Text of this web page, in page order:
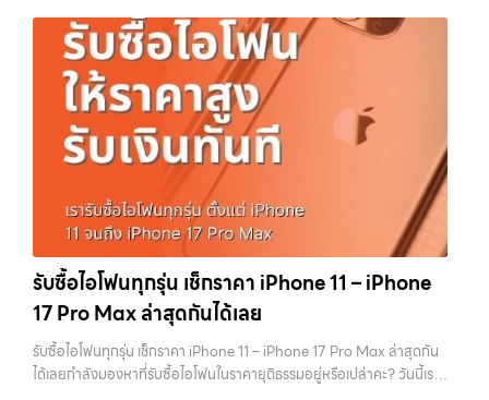
ไม่ได้ขึ้นอยู่แค่ยี่ห้อ แต่ขึ้นอยู่กับสภาพจริง ความครบชุด และความสะดวกใน
การขายของคุณ เราจึงตั้งใจให้บริการในเขต ลาดพร้าว, รัชดา, บางรัก,
แจ้งวัฒนะ, บางแค, วัชรพล, รามอินทรา, บางนา, บางพลี, เกษตรนวมินทร์,
เสนานิคม, วังหิน อย่างเต็มที่ ไม่ว่าคุณจะค้นหาคำว่า “รับซื้อมือถือใกล้ฉัน”,
“รับซื้อโทรศัพท์มือสองกรุงเทพ”, “ขาย iPad ได้ราคา”, “รับซื้อแท็บเล็ต
กรุงเทพถึงที่”, หรือ “รับซื้อ Samsung มือสอง ราคาสูง” — ที่นี่คือคำตอบ
เพราะบริการของเรามุ่งตรงให้คุณได้รับราคาและความสะดวกสบายที่เหนือ
กว่า เลือกเราแล้วคุณจะได้บริการที่คุณไว้วางใจ พร้อมทีมงานที่พร้อม
อำนวยความสะดวก นัดรับถึงที่ ตรวจสภาพอย่างมืออาชีพ และจ่ายเงินทันที
ทั้งหมดนี้เพื่อให้การขายอุปกรณ์ของคุณเป็นเรื่องง่ายขึ้น ดีกว่า รวดเร็วกว่า
และคุ้มค่ากว่า ทำไมต้องเลือกเรา ผู้เชี่ยวชาญด้านการให้บริการ รับซื้อมือถือ
iPhone, Samsung, ไอแพด แท็บเล็ตทุกยี่ห้อ ในราคาสูง พร้อมจ่ายเงิน
ทันที โดยเน้นบริการในพื้นที่ ลาดพร้าว, รัชดา, บางรัก, แจ้งวัฒนะ, บางแค,
วัชรพล, รามอินทรา, รวมถึง บางนา, บางพลี, เกษตรนวมินทร์, เสนานิคม,
วังหินไม่ว่าคุณจะต้องการ รับซื้อโทรศัพท์, รับซื้อแมคบุค, รับซื้อโน๊ตบุ๊ค, รับ
ซื้อแท็บเล็ต, หรือบริการอื่นๆ เกี่ยวกับสินค้าไอที กรุงเทพฯ – เราพร้อมให้
บริการครบวงจร บริการของเรา…
เครื่องก่อนขาย บทความนี้จะพาไปดูวิธีเตรียม iPhone แบบครบทุกขั้นตอน
ตั้งแต่เรื่องพื้นฐานไปจนถึงเทคนิคที่ช่วยเพิ่มมูลค่าเครื่องแบบที่หลายคนมอง
ข้าม หากทำครบทุกข้อ โอกาสที่จะได้ราคาดีขึ้นมีสูงอย่างชัดเจน ทำไมการเต
รียมเครื่องถึงสำคัญ ก่อนจะไปดูวิธี เราต้องเข้าใจก่อนว่าทำไมร้านรับซื้อถึง
ให้ความสำคัญกับรายละเอียดเหล่านี้ สำหรับร้านหรือผู้รับซื้อ iPhone สิ่งที่
เขามองคือ “ความพร้อมในการขายต่อ” หากเครื่องที่รับมาสามารถนำไปขาย
ต่อได้ทันทีโดยไม่ต้องเสียเวลาแก้ไข ไม่ต้องลบข้อมูล ไม่ต้องซ่อมเพิ่ม ความ
เสี่ยงก็จะต่ำลง และนั่นทำให้เขากล้ารับในราคาที่สูงขึ้น ในทางกลับกัน ถ้า
เครื่องยังมีข้อมูลค้างอยู่ ติด iCloud หรือสภาพดูไม่เรียบร้อย ร้านจะต้อง
เสียเวลาและต้นทุนเพิ่ม สิ่งเหล่านี้จะถูกนำไปหักออกจากราคาที่เสนอให้กับ
คุณโดยตรง 1. สำรองข้อมูลให้เรียบร้อยก่อนล้างเครื่อง ขั้นตอนแรกที่ควร
ทำเสมอคือการสำรองข้อมูล เพราะหลังจากล้างเครื่องแล้ว ข้อมูลทั้งหมดจะ
ไม่สามารถกู้คืนได้อีก ไม่ว่าจะเป็นรูปภาพ รายชื่อ เบอร์โทร หรือแชทต่างๆ
หลายคนมักรีบล้างเครื่องเพราะอยากขายเร็ว แต่สุดท้ายต้องกลับมาเสีย
พลาดที่ไม่ควรเกิดขึ้นเลย คุณสามารถสำรองข้อมูลได้ผ่าน iCloud หรือผ่าน
คอมพิวเตอร์ก็ได้ หากต้องการความสะดวก iCloud จะเป็นตัวเลือกที่ง่าย
รับซื้อไอโฟนทุกรุ่น เช็กราคา iPhone 11 – iPhone
17 Pro Max ล่าสุดกันได้เลย
รับซื้อไอโฟนทุกรุ่น เช็กราคา iPhone 11 – iPhone 17 Pro Max ล่าสุดกัน
ได้เลยกำลังมองหาที่รับซื้อไอโฟนในราคายุติธรรมอยู่หรือเปล่าคะ? วันนี้เรา